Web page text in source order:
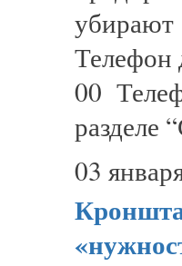
Телефон
00
разделе
03